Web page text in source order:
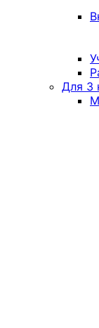
Для 3